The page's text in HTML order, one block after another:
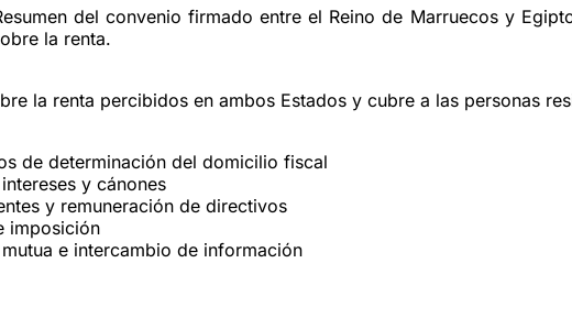
del convenio firmado entre el Reino de Marruecos y
la renta.
la renta percibidos en ambos Estados y cubre a las personas
de determinación del domicilio fiscal
intereses y cánones
y remuneración de directivos
imposición
mutua e intercambio de información